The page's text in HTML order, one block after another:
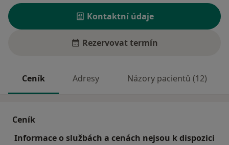
Kontaktní údaje
Rezervovat termín
Ceník Adresy Názory pacientů (12)
Ceník
Informace o službách a cenách nejsou k dispozici